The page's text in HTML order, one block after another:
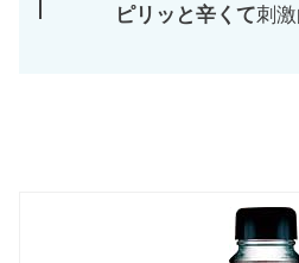
ピリッと辛くて刺